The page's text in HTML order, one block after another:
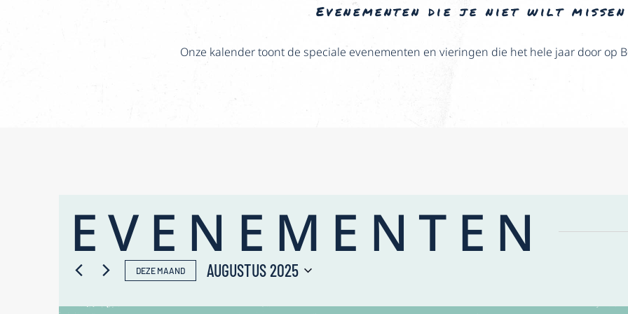
Evenementen die je niet wilt missen
Onze kalender toont de speciale evenementen en vieringen die het hele jaar door op
EVENEMENTEN
DEZE MAAND AUGUSTUS 2025
een